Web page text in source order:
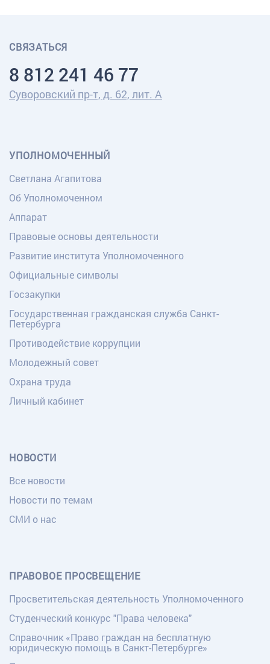
СВЯЗАТЬСЯ
8 812 241 46 77
Суворовский пр-т, д. 62, лит. А
УПОЛНОМОЧЕННЫЙ
Светлана Агапитова
Об Уполномоченном
Аппарат
Правовые основы деятельности
Развитие института Уполномоченного
Официальные символы
Госзакупки
Государственная гражданская служба Санкт-
Петербурга
Противодействие коррупции
Молодежный совет
Охрана труда
Личный кабинет
НОВОСТИ
Все новости
Новости по темам
СМИ о нас
ПРАВОВОЕ ПРОСВЕЩЕНИЕ
Просветительская деятельность Уполномоченного
Студенческий конкурс "Права человека"
Справочник «Право граждан на бесплатную
юридическую помощь в Санкт-Петербурге»